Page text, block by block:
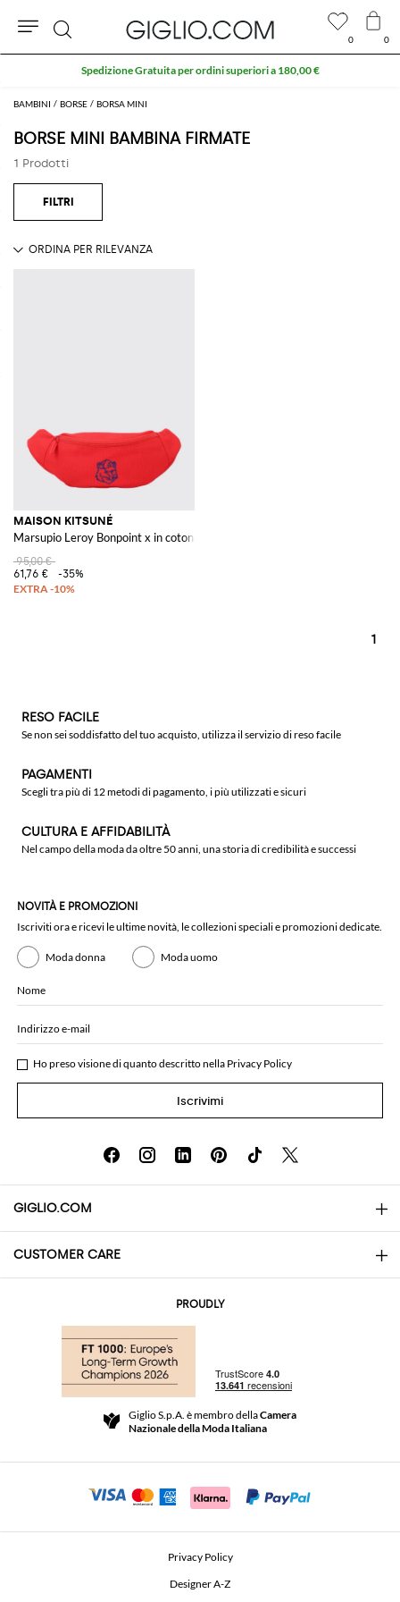
BAMBINI BORSE BORSA MINI
BORSE MINI BAMBINA FIRMATE
1 Prodotti
MAISON KITSUNÉ
Marsupio Leroy Bonpoint x in cotone
95,00 €
61,76 €
-35%
1
0 0
Cerca
Spedizione Gratuita per ordini superiori a 180,00 €
RESO FACILE
Se non sei soddisfatto del tuo acquisto, utilizza il servizio di reso facile
PAGAMENTI
Scegli tra più di 12 metodi di pagamento, i più utilizzati e sicuri
CULTURA E AFFIDABILITÀ
Nel campo della moda da oltre 50 anni, una storia di credibilità e successi
NOVITÀ E PROMOZIONI
Iscriviti ora e ricevi le ultime novità, le collezioni speciali e promozioni dedicate.
Moda donna Moda uomo
Nome
Indirizzo e-mail
Ho preso visione di quanto descritto nella Privacy Policy
Iscrivimi
GIGLIO.COM
About
Community Store
Beauty Seekers VIP Club
CUSTOMER CARE
Resi e Rimborsi
Termini e Condizioni di vendita
Comunicazione di sicurezza
PROUDLY
Giglio S.p.A. è membro dellaCamera
Nazionale della Moda Italiana
Privacy Policy
Designer A-Z